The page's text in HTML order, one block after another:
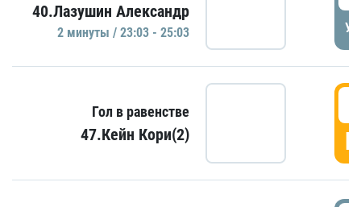
40.Лазушин Александр
2 минуты / 23:03 - 25:03
Гол в равенстве
47.Кейн Кори(2)